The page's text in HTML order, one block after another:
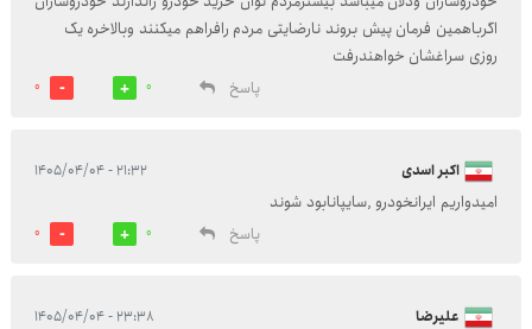
اگرباهمین فرمان پیش بروند نارضایتی مردم رافراهم میکنند وبالاخره یک
روزی سراغشان خواهندرفت
پاسخ
0
0
اکبر اسدی ۲۱:۳۲ - ۱۴۰۵/۰۴/۰۴
امیدواریم ایرانخودرو ,سایپانابود شوند
پاسخ
0
0
علیرضا ۲۳:۳۸ - ۱۴۰۵/۰۴/۰۴